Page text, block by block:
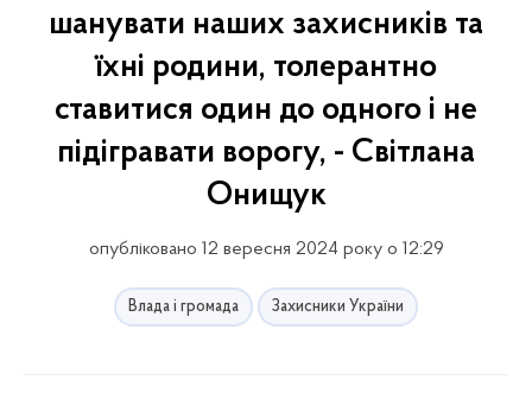
шанувати наших захисників та
їхні родини, толерантно
ставитися один до одного і не
підігравати ворогу, - Світлана
Онищук
опубліковано 12 вересня 2024 року о 12:29
Влада і громада Захисники України